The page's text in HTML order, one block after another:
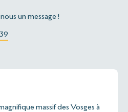
un message !
massif des Vosges à